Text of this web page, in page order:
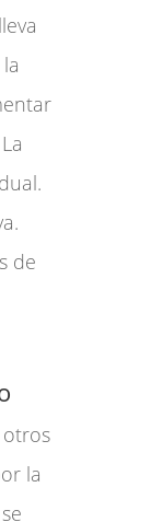
de
la